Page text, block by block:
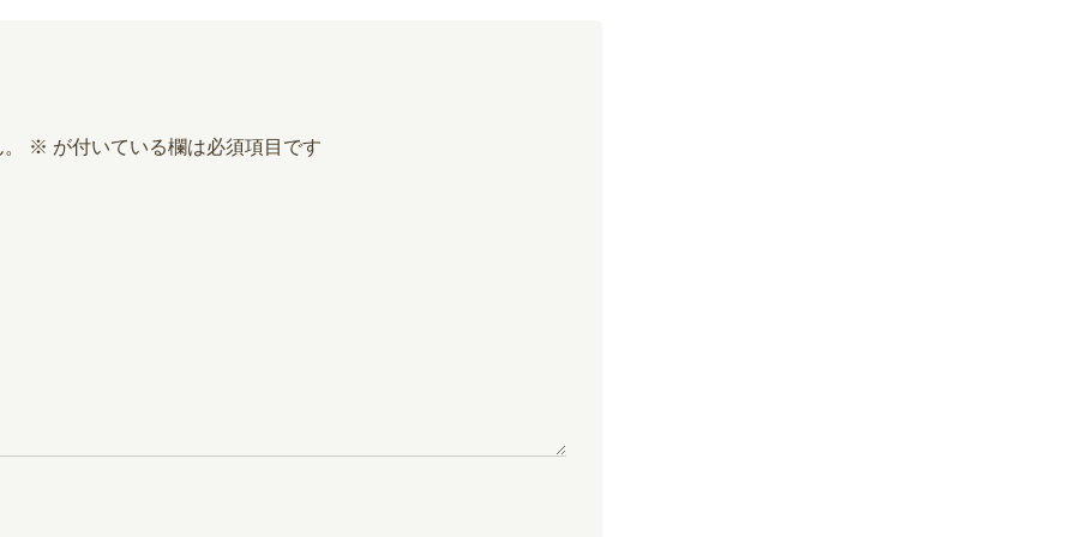
※ が付いている欄は必須項目です